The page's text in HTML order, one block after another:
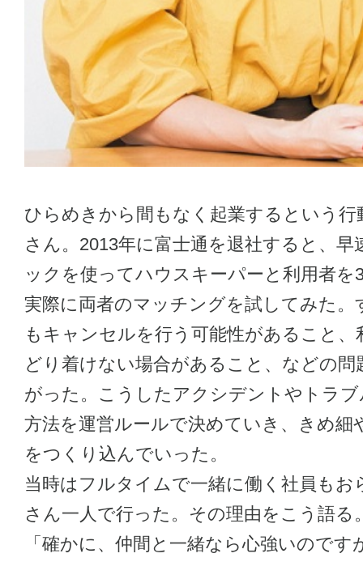
ひらめきから間もなく起業するという行
さん。2013年に富士通を退社すると、早
ックを使ってハウスキーパーと利用者を
実際に両者のマッチングを試してみた。
もキャンセルを行う可能性があること、
どり着けない場合があること、などの問
がった。こうしたアクシデントやトラ
方法を運営ルールで決めていき、きめ細
をつくり込んでいった。
当時はフルタイムで一緒に働く社員もお
さん一人で行った。その理由をこう語る
「確かに、仲間と一緒なら心強いのです